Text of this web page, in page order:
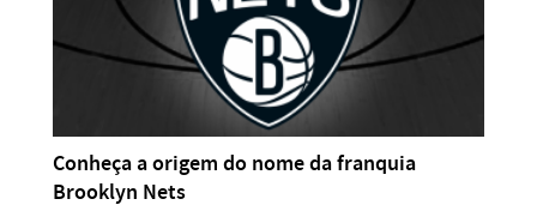
Conheça a origem do nome da franquia
Brooklyn Nets